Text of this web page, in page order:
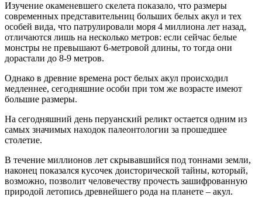
Изучение окаменевшего скелета показало, что размеры
современных представительниц больших белых акул и тех
особей вида, что патрулировали моря 4 миллиона лет назад,
отличаются лишь на несколько метров: если сейчас белые
монстры не превышают 6-метровой длины, то тогда они
дорастали до 8-9 метров.
Однако в древние времена рост белых акул происходил
медленнее, сегодняшние особи при том же возрасте имеют
большие размеры.
На сегодняшний день перуанский реликт остается одним из
самых значимых находок палеонтологии за прошедшее
столетие.
В течение миллионов лет скрывавшийся под тоннами земли,
наконец показался кусочек доисторической тайны, который,
возможно, позволит человечеству прочесть зашифрованную
природой летопись древнейшего рода на планете – акул.